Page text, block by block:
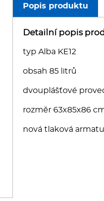
Popis produktu
Detailní popis
typ Alba KE12
obsah 85 litrů
dvouplášťové
rozměr 63x85x86
nová tlaková